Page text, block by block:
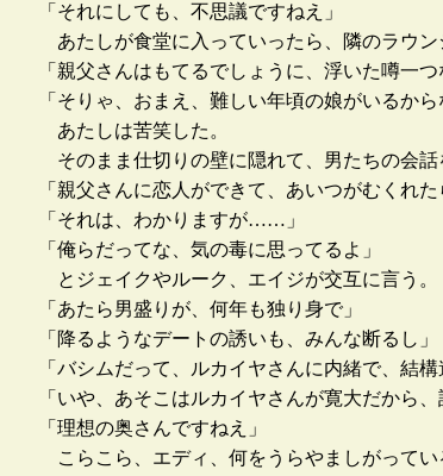
「それにしても、不思議ですねえ」
あたしが食堂に入っていったら、隣のラウン
「親父さんはもてるでしょうに、浮いた噂一つ
「そりゃ、おまえ、難しい年頃の娘がいるから
あたしは苦笑した。
そのまま仕切りの壁に隠れて、男たちの会話
「親父さんに恋人ができて、あいつがむくれた
「それは、わかりますが……」
「俺らだってな、気の毒に思ってるよ」
とジェイクやルーク、エイジが交互に言う。
「あたら男盛りが、何年も独り身で」
「降るようなデートの誘いも、みんな断るし」
「バシムだって、ルカイヤさんに内緒で、結構
「いや、あそこはルカイヤさんが寛大だから、
「理想の奥さんですねえ」
こらこら、エディ、何をうらやましがってい